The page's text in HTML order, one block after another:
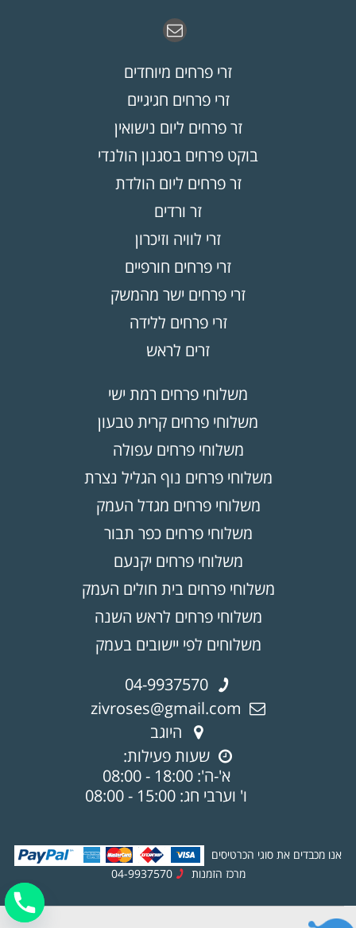
זרי פרחים מיוחדים
זרי פרחים חגיגיים
זר פרחים ליום נישואין
בוקט פרחים בסגנון הולנדי
זר פרחים ליום הולדת
זר ורדים
זרי לוויה וזיכרון
זרי פרחים חורפיים
זרי פרחים ישר מהמשק
זרי פרחים ללידה
זרים לראש
משלוחי פרחים רמת ישי
משלוחי פרחים קרית טבעון
משלוחי פרחים עפולה
משלוחי פרחים נוף הגליל נצרת
משלוחי פרחים מגדל העמק
משלוחי פרחים כפר תבור
משלוחי פרחים יקנעם
משלוחי פרחים בית חולים העמק
משלוחי פרחים לראש השנה
משלוחים לפי יישובים בעמק
04-9937570
zivroses@gmail.com
היוגב
שעות פעילות:
א'-ה': 18:00 - 08:00
ו' וערבי חג: 15:00 - 08:00
אנו מכבדים את סוגי הכרטיסים
מרכז הזמנות
04-9937570